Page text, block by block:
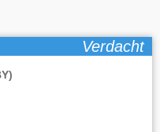
Verdacht